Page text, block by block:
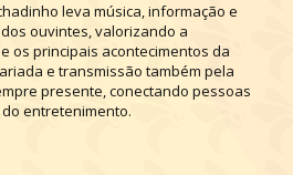
leva música,informação e
dos ouvintes,valorizando a
e os principais acontecimentos da
e transmissão também pela
presente,conectando pessoas
do entretenimento.